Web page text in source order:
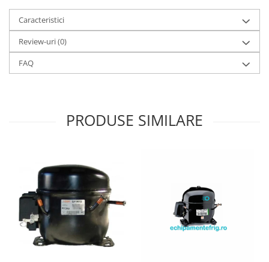
Caracteristici
Review-uri(0)
FAQ
PRODUSE SIMILARE